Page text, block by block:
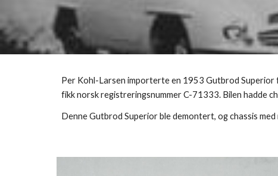
Per Kohl-Larsen importerte en 1953 Gutbrod
fikk norsk registreringsnummer C-71333. Bilen hadde
Denne Gutbrod Superior ble demontert, og chassis